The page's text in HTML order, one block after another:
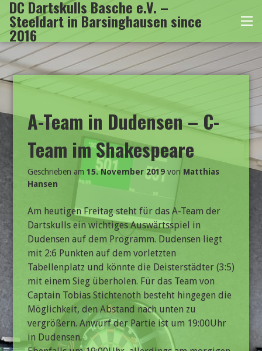
Zum
Inhalt
springen
DC Dartskulls Basche e.V. –
Steeldart in Barsinghausen since
2016
A-Team in Dudensen – C-
Team im Shakespeare
Geschrieben am 15. November 2019von Matthias
Hansen
Am heutigen Freitag steht für das A-Team der
Dartskulls ein wichtiges Auswärtsspiel in
Dudensen auf dem Programm. Dudensen liegt
mit 2:6 Punkten auf dem vorletzten
Tabellenplatz und könnte die Deisterstädter (3:5)
mit einem Sieg überholen. Für das Team von
Captain Tobias Stichtenoth besteht hingegen die
Möglichkeit, den Abstand nach unten zu
vergrößern. Anwurf der Partie ist um 19:00Uhr
in Dudensen.